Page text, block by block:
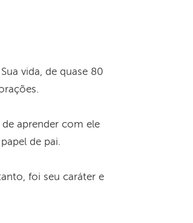
vida, de quase 80
aprender com ele
de pai.
foi seu caráter e